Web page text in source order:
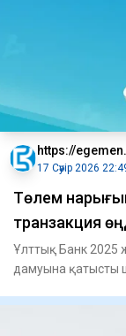
https://
17 Сәуір 2026
Төлем
транзакция
Ұлттық Банк 2025
дамуына қатысты